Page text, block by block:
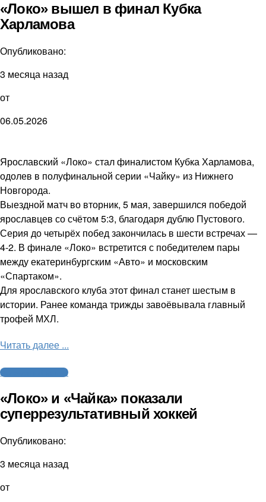
«Локо» вышел в финал Кубка
Харламова
Опубликовано:
3 месяца назад
от
06.05.2026
Ярославский «Локо» стал финалистом Кубка Харламова,
одолев в полуфинальной серии «Чайку» из Нижнего
Новгорода.
Выездной матч во вторник, 5 мая, завершился победой
ярославцев со счётом 5:3, благодаря дублю Пустового.
Серия до четырёх побед закончилась в шести встречах —
4-2. В финале «Локо» встретится с победителем пары
между екатеринбургским «Авто» и московским
«Спартаком».
Для ярославского клуба этот финал станет шестым в
истории. Ранее команда трижды завоёвывала главный
трофей МХЛ.
Читать далее ...
Молодежный хоккей
«Локо» и «Чайка» показали
суперрезультативный хоккей
Опубликовано:
3 месяца назад
от